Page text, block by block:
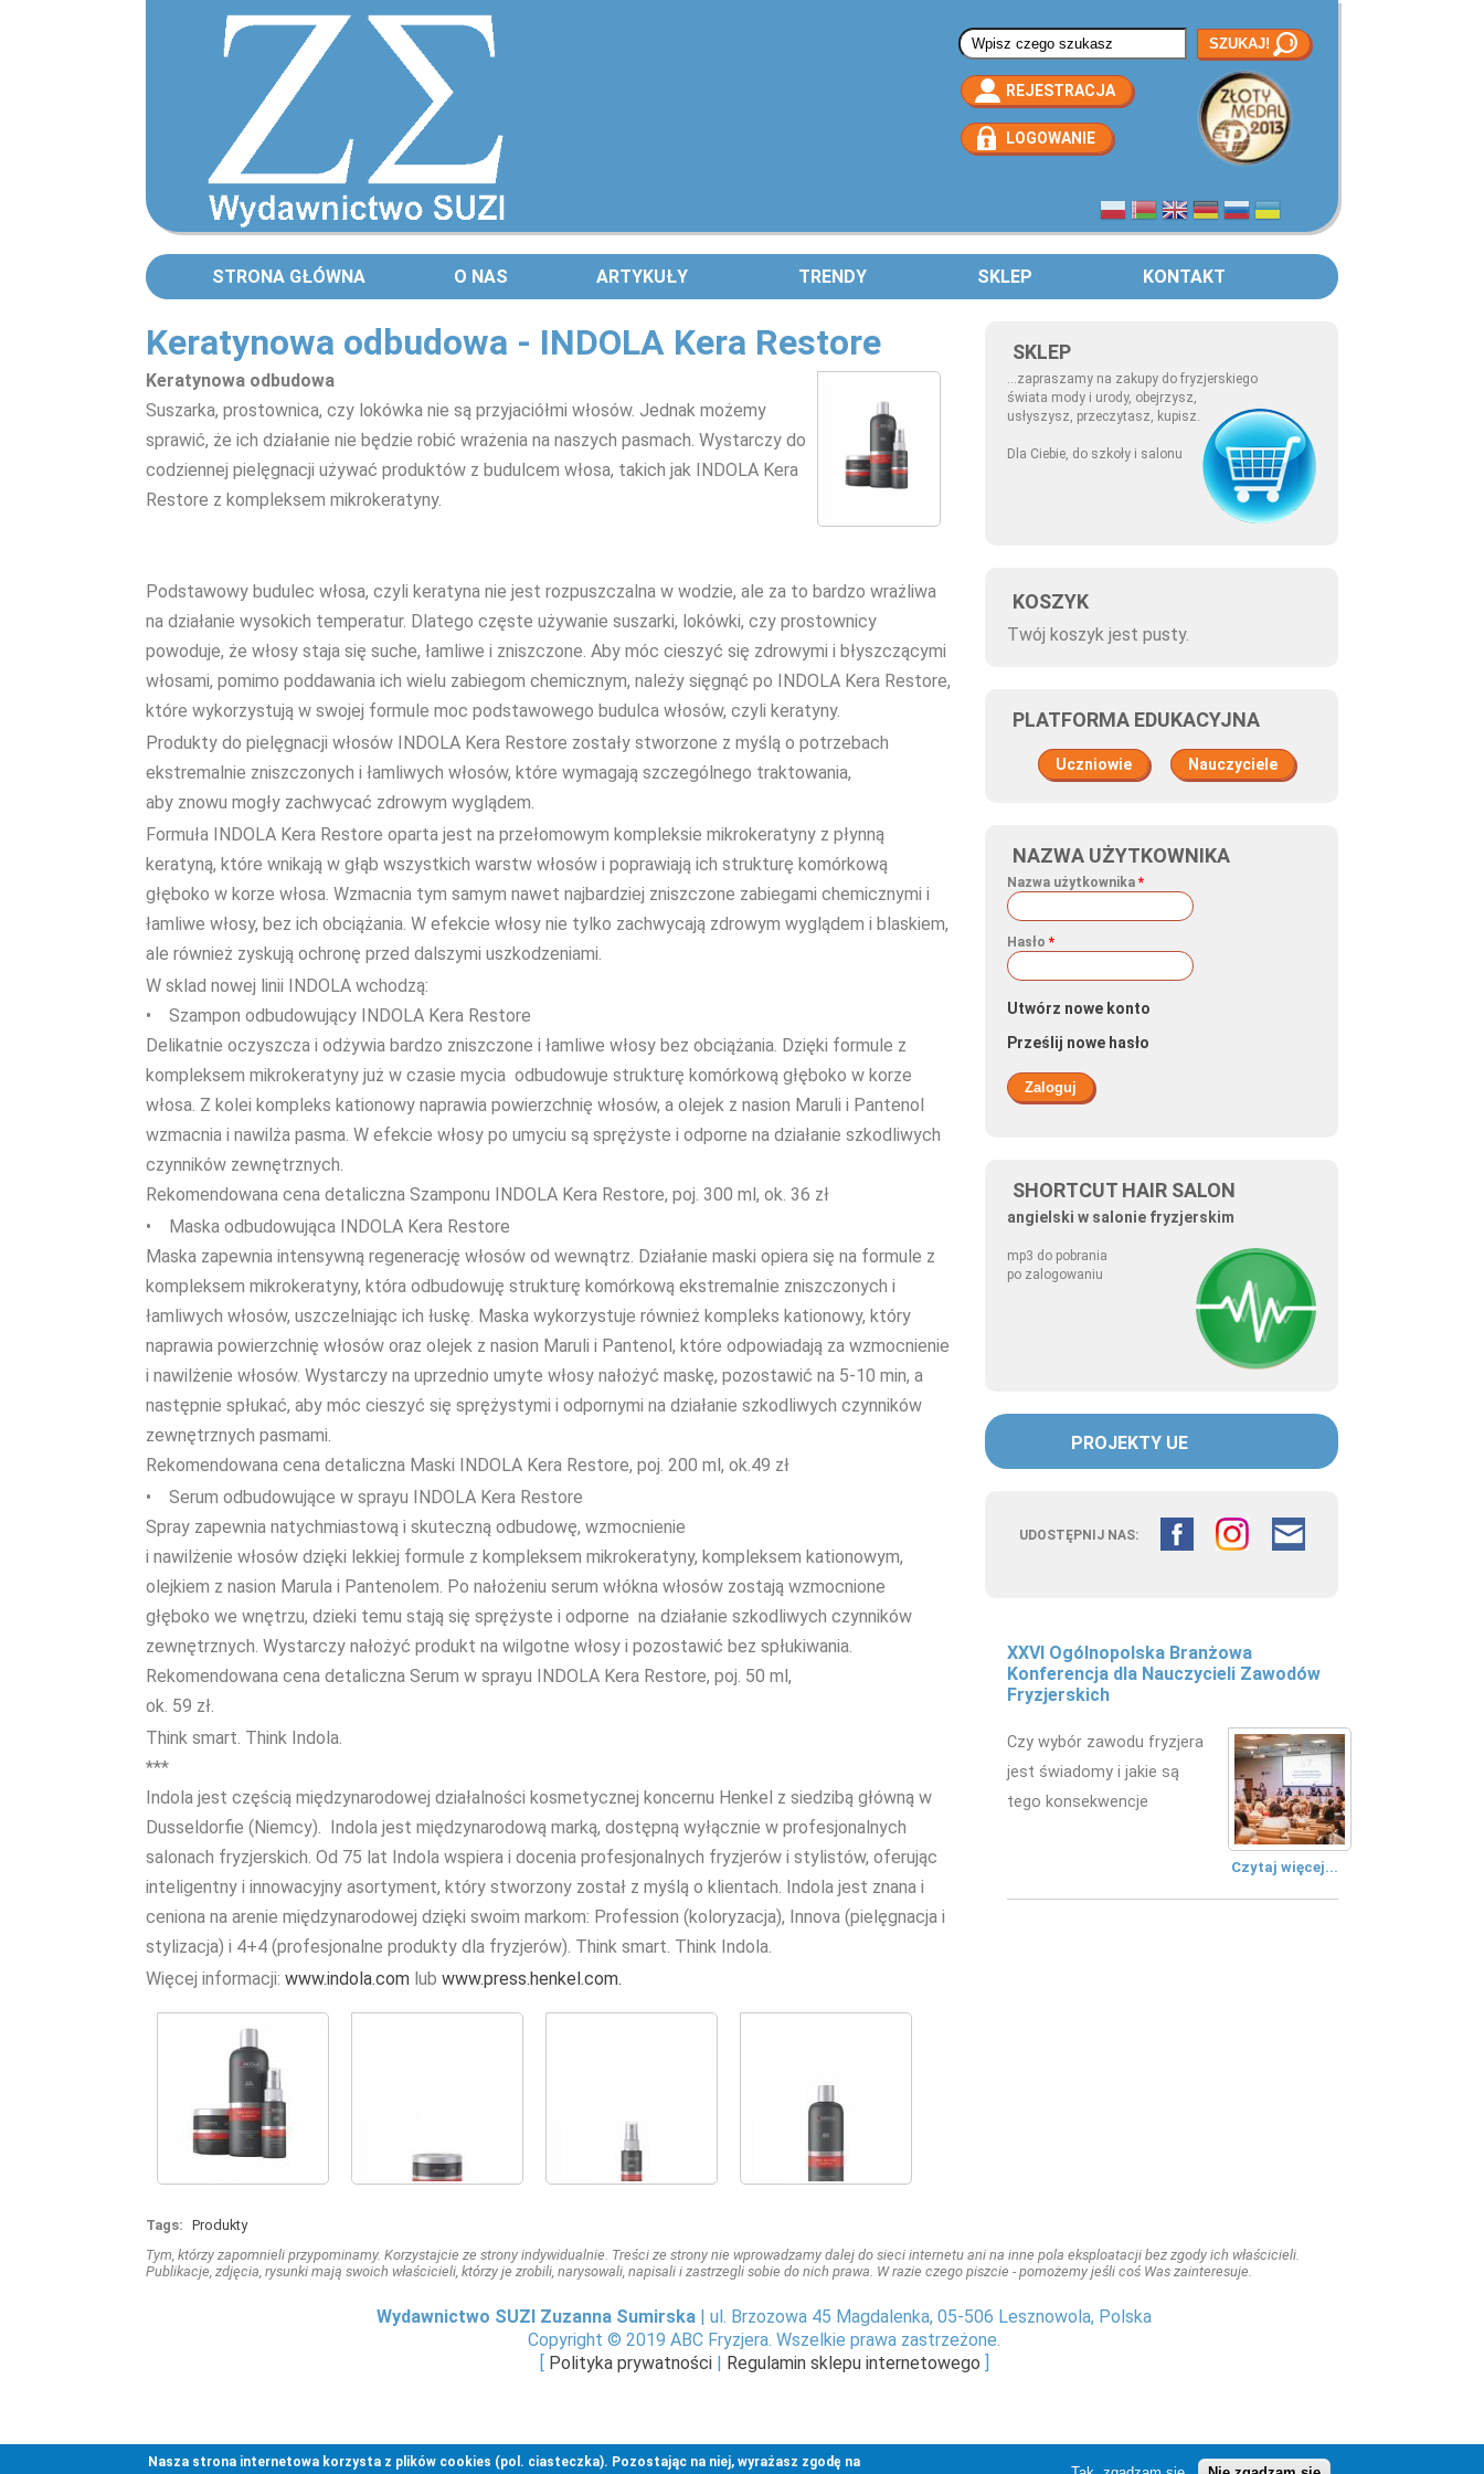
Formularz wyszukiwania
REJESTRACJA
LOGOWANIE
STRONA GŁÓWNA O NAS ARTYKUŁY TRENDY SKLEP KONTAKT
SKLEP
...zapraszamy na zakupy do fryzjerskiego
świata mody i urody, obejrzysz,
usłyszysz, przeczytasz, kupisz.
Dla Ciebie, do szkoły i salonu
KOSZYK
Twój koszyk jest pusty.
PLATFORMA EDUKACYJNA
Uczniowie Nauczyciele
NAZWA UŻYTKOWNIKA
Nazwa użytkownika *
Hasło *
Utwórz nowe konto
Prześlij nowe hasło
SHORTCUT HAIR SALON
angielski w salonie fryzjerskim
mp3 do pobrania
po zalogowaniu
PROJEKTY UE
UDOSTĘPNIJ NAS:
XXVI Ogólnopolska Branżowa
Konferencja dla Nauczycieli Zawodów
Fryzjerskich
Czy wybór zawodu fryzjera
jest świadomy i jakie są
tego konsekwencje
Czytaj więcej...
Keratynowa odbudowa - INDOLA Kera Restore
Keratynowa odbudowa
Suszarka, prostownica, czy lokówka nie są przyjaciółmi włosów. Jednak możemy
sprawić, że ich działanie nie będzie robić wrażenia na naszych pasmach. Wystarczy do
codziennej pielęgnacji używać produktów z budulcem włosa, takich jak INDOLA Kera
Restore z kompleksem mikrokeratyny.
Podstawowy budulec włosa, czyli keratyna nie jest rozpuszczalna w wodzie, ale za to bardzo wrażliwa
na działanie wysokich temperatur. Dlatego częste używanie suszarki, lokówki, czy prostownicy
powoduje, że włosy staja się suche, łamliwe i zniszczone. Aby móc cieszyć się zdrowymi i błyszczącymi
włosami, pomimo poddawania ich wielu zabiegom chemicznym, należy sięgnąć po INDOLA Kera Restore,
które wykorzystują w swojej formule moc podstawowego budulca włosów, czyli keratyny.
Produkty do pielęgnacji włosów INDOLA Kera Restore zostały stworzone z myślą o potrzebach
ekstremalnie zniszczonych i łamliwych włosów, które wymagają szczególnego traktowania,
aby znowu mogły zachwycać zdrowym wyglądem.
Formuła INDOLA Kera Restore oparta jest na przełomowym kompleksie mikrokeratyny z płynną
keratyną, które wnikają w głąb wszystkich warstw włosów i poprawiają ich strukturę komórkową
głęboko w korze włosa. Wzmacnia tym samym nawet najbardziej zniszczone zabiegami chemicznymi i
łamliwe włosy, bez ich obciążania. W efekcie włosy nie tylko zachwycają zdrowym wyglądem i blaskiem,
ale również zyskują ochronę przed dalszymi uszkodzeniami.
W sklad nowej linii INDOLA wchodzą:
• Szampon odbudowujący INDOLA Kera Restore
Delikatnie oczyszcza i odżywia bardzo zniszczone i łamliwe włosy bez obciążania. Dzięki formule z
kompleksem mikrokeratyny już w czasie mycia odbudowuje strukturę komórkową głęboko w korze
włosa. Z kolei kompleks kationowy naprawia powierzchnię włosów, a olejek z nasion Maruli i Pantenol
wzmacnia i nawilża pasma. W efekcie włosy po umyciu są sprężyste i odporne na działanie szkodliwych
czynników zewnętrznych.
Rekomendowana cena detaliczna Szamponu INDOLA Kera Restore, poj. 300 ml, ok. 36 zł
• Maska odbudowująca INDOLA Kera Restore
Maska zapewnia intensywną regenerację włosów od wewnątrz. Działanie maski opiera się na formule z
kompleksem mikrokeratyny, która odbudowuję strukturę komórkową ekstremalnie zniszczonych i
łamliwych włosów, uszczelniając ich łuskę. Maska wykorzystuje również kompleks kationowy, który
naprawia powierzchnię włosów oraz olejek z nasion Maruli i Pantenol, które odpowiadają za wzmocnienie
i nawilżenie włosów. Wystarczy na uprzednio umyte włosy nałożyć maskę, pozostawić na 5-10 min, a
następnie spłukać, aby móc cieszyć się sprężystymi i odpornymi na działanie szkodliwych czynników
zewnętrznych pasmami.
Rekomendowana cena detaliczna Maski INDOLA Kera Restore, poj. 200 ml, ok.49 zł
• Serum odbudowujące w sprayu INDOLA Kera Restore
Spray zapewnia natychmiastową i skuteczną odbudowę, wzmocnienie
i nawilżenie włosów dzięki lekkiej formule z kompleksem mikrokeratyny, kompleksem kationowym,
olejkiem z nasion Marula i Pantenolem. Po nałożeniu serum włókna włosów zostają wzmocnione
głęboko we wnętrzu, dzieki temu stają się sprężyste i odporne na działanie szkodliwych czynników
zewnętrznych. Wystarczy nałożyć produkt na wilgotne włosy i pozostawić bez spłukiwania.
Rekomendowana cena detaliczna Serum w sprayu INDOLA Kera Restore, poj. 50 ml,
ok. 59 zł.
Think smart. Think Indola.
***
Indola jest częścią międzynarodowej działalności kosmetycznej koncernu Henkel z siedzibą główną w
Dusseldorfie (Niemcy). Indola jest międzynarodową marką, dostępną wyłącznie w profesjonalnych
salonach fryzjerskich. Od 75 lat Indola wspiera i docenia profesjonalnych fryzjerów i stylistów, oferując
inteligentny i innowacyjny asortyment, który stworzony został z myślą o klientach. Indola jest znana i
ceniona na arenie międzynarodowej dzięki swoim markom: Profession (koloryzacja), Innova (pielęgnacja i
stylizacja) i 4+4 (profesjonalne produkty dla fryzjerów). Think smart. Think Indola.
Więcej informacji: www.indola.com lub www.press.henkel.com.
Tags: Produkty
Tym, którzy zapomnieli przypominamy. Korzystajcie ze strony indywidualnie. Treści ze strony nie wprowadzamy dalej do sieci internetu ani na inne pola eksploatacji bez zgody ich właścicieli.
Publikacje, zdjęcia, rysunki mają swoich właścicieli, którzy je zrobili, narysowali, napisali i zastrzegli sobie do nich prawa. W razie czego piszcie - pomożemy jeśli coś Was zainteresuje.
Wydawnictwo SUZI Zuzanna Sumirska | ul. Brzozowa 45 Magdalenka, 05-506 Lesznowola, Polska
Copyright © 2019 ABC Fryzjera. Wszelkie prawa zastrzeżone.
[ Polityka prywatności| Regulamin sklepu internetowego ]
Nasza strona internetowa korzysta z plików cookies (pol. ciasteczka). Pozostając na niej, wyrażasz zgodę na